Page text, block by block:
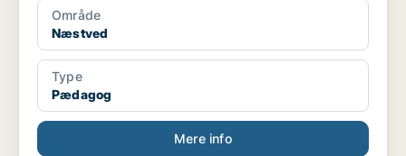
Område
Næstved
Type
Pædagog
Mere info